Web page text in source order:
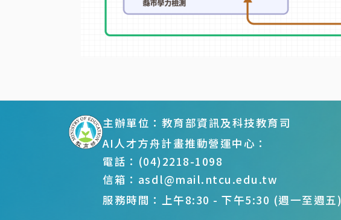
主辦單位：教育部資訊及科技教育司
AI人才方舟計畫推動營運中心：
電話：(04)2218-1098
信箱：asdl@mail.ntcu.edu.tw
服務時間：上午8:30 - 下午5:30 (週一至週五)